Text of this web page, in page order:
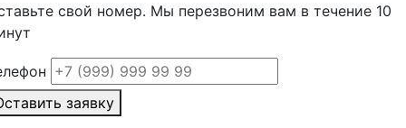
свой номер. Мы перезвоним вам в течение 10
заявку